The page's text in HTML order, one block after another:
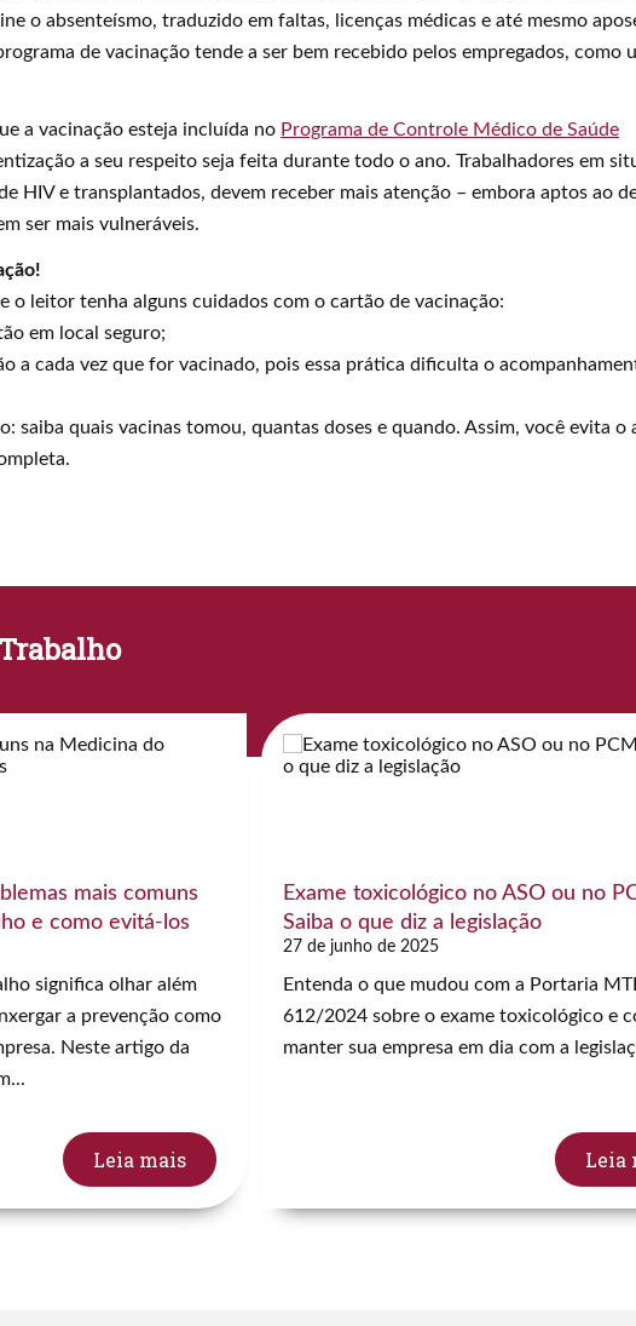
o absenteísmo, traduzido em faltas, licenças médicas e até mesmo
de vacinação tende a ser bem recebido pelos empregados, como
a vacinação esteja incluída no Programa de Controle Médico de Saúde
a seu respeito seja feita durante todo o ano. Trabalhadores em
HIV e transplantados, devem receber mais atenção – embora aptos ao
ser mais vulneráveis.
o leitor tenha alguns cuidados com o cartão de vacinação:
em local seguro;
a cada vez que for vacinado, pois essa prática dificulta o
saiba quais vacinas tomou, quantas doses e quando. Assim, você evita o
mais comuns
e como evitá-los
significa olhar além
a prevenção como
Neste artigo da
Leia mais
Exame toxicológico no ASO ou no
Saiba o que diz a legislação
27 de junho de 2025
Entenda o que mudou com a Portaria
612/2024 sobre o exame toxicológico e
manter sua empresa em dia com a
Leia